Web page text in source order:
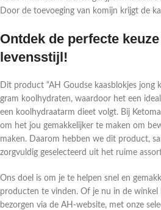
Door de toevoeging van komijn krijgt de
Ontdek de perfecte
levensstijl!
Dit product “AH Goudse kaasblokjes jong
gram koolhydraten, waardoor het een
een koolhydraatarm dieet volgt. Bij
om het jou gemakkelijker te maken om
maken. Daarom hebben we dit product,
zorgvuldig geselecteerd uit het ruime
Ons doel is om je te helpen snel en
producten te vinden. Of je nu in de
bezorgen via de AH-website, met onze